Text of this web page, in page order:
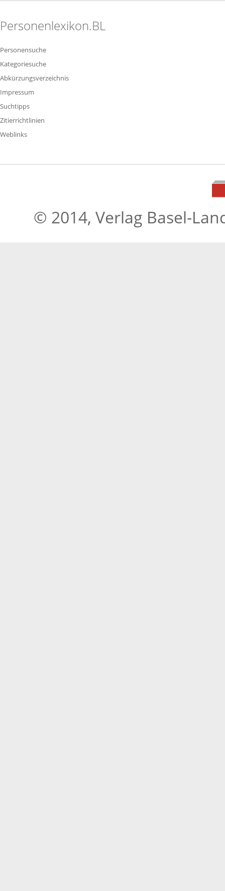
Personenlexikon.BL
Personensuche
Kategoriesuche
Abkürzungsverzeichnis
Impressum
Suchtipps
Zitierrichtlinien
Weblinks
© 2014, Verlag Basel-